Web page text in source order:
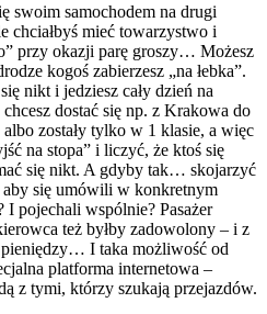
swoim samochodem na drugi
chciałbyś mieć towarzystwo i
przy okazji parę groszy… Możesz
kogoś zabierzesz „na łebka”.
nikt i jedziesz cały dzień na
dostać się np. z Krakowa do
zostały tylko w 1 klasie, a więc
na stopa” i liczyć, że ktoś się
się nikt. A gdyby tak… skojarzyć
się umówili w konkretnym
pojechali wspólnie? Pasażer
też byłby zadowolony – i z
I taka możliwość od
platforma internetowa –
z tymi, którzy szukają przejazdów.